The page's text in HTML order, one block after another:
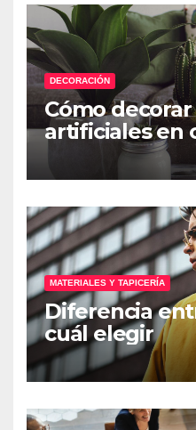
DECORACIÓN
Cómo
artificiales en
MATERIALES Y TAPICERÍA
Diferencia
cuál elegir